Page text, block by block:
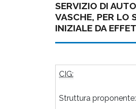
SERVIZIO DI
VASCHE, PER LO
INIZIALE DA
CIG:
Struttura proponente: